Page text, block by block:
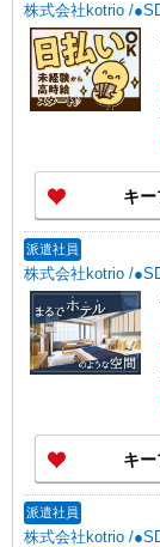
株式会社kotrio /
キ
派遣社員
株式会社kotrio /
キ
派遣社員
株式会社kotrio /